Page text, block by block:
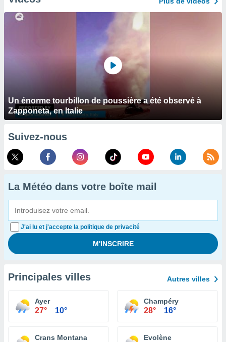
Un énorme tourbillon de poussière a été observé à
Zapponeta, en Italie
Suivez-nous
La Météo dans votre boîte mail
J'ai lu et j'accepte la politique de privacité
Principales villes Autres villes
Ayer
27° 10°
Champéry
28° 16°
Crans Montana Evolène